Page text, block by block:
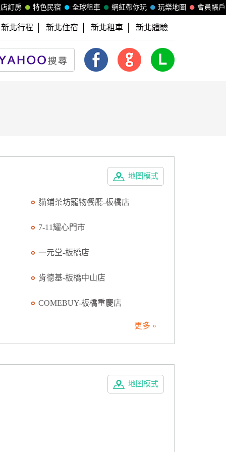
會員帳戶
玩樂地圖
網紅帶你玩
全球租車
特色民宿
訂房
新北行程 新北住宿 新北租車 新北體驗
地圖模式
貓鋪茶坊寵物餐廳-板橋店
7-11耀心門市
一元堂-板橋店
肯德基-板橋中山店
COMEBUY-板橋重慶店
更多 »
地圖模式